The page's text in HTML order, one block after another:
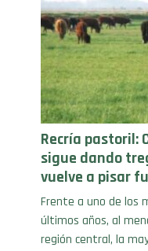
Recría pastoril:
sigue dando
vuelve a pisar
Frente a uno de los
últimos años, al
región central, la
presenta